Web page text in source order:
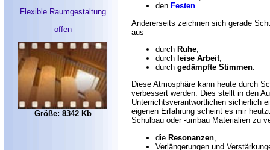
Flexible Raumgestaltung
offen
Größe: 8342 Kb
den Festen.
Andererseits zeichnen sich gerade
aus
durch Ruhe
durch leise Arbeit,
durch gedämpfte Stimmen
Diese Atmosphäre kann heute durch
verbessert werden. Dies stellt in den
Unterrichtsverantwortlichen sicherlich
eigenen Erfahrung scheint es mir
Schulbau oder -umbau Materialien zu
die Resonanzen
Verlängerungen und